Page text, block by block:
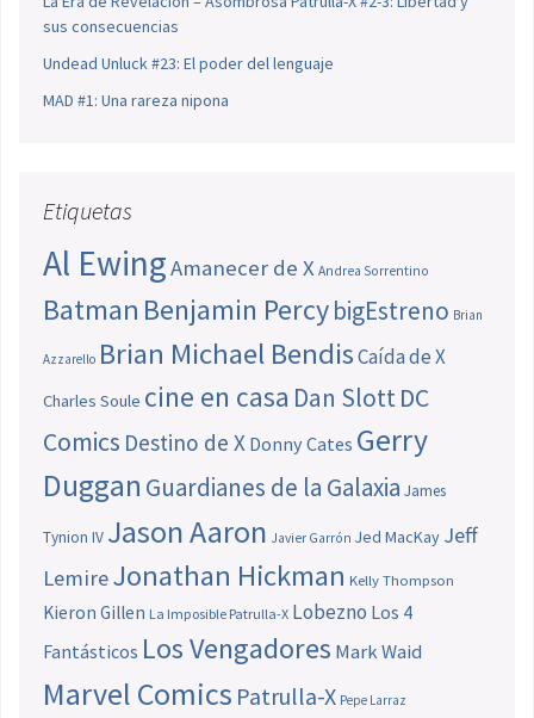
sus consecuencias
Undead Unluck #23: El poder del lenguaje
MAD #1: Una rareza nipona
Etiquetas
Al EwingAmanecer de X Andrea Sorrentino
Batman Benjamin PercybigEstreno Brian
Azzarello Brian Michael BendisCaída de X
Charles Soule cine en casa Dan SlottDC
Comics Destino de X Donny Cates Gerry
Duggan Guardianes de la Galaxia James
Tynion IV Jason Aaron Javier Garrón Jed MacKay Jeff
LemireJonathan Hickman Kelly Thompson
Kieron Gillen La Imposible Patrulla-X Lobezno Los 4
Fantásticos Los Vengadores Mark Waid
Marvel Comics Patrulla-X Pepe Larraz